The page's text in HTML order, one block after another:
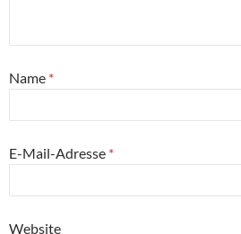
Name *
E-Mail-Adresse *
Website